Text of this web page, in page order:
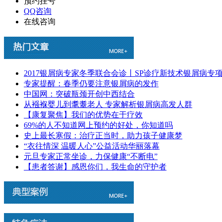
QQ咨询
在线咨询
2017银屑病专家冬季联合会诊丨SP诊疗新技术银屑病专
专家提醒：春季仍要注意银屑病的发作
中国网：突破瓶颈开创中西结合
从襁褓婴儿到耄耋老人 专家解析银屑病高发人群
【康复聚焦】我们的优势在于疗效
69%的人不知道网上预约的好处，你知道吗
史上最长寒假：治疗正当时，助力孩子健康梦
“衣往情深 温暖人心”公益活动华丽落幕
元旦专家正常坐诊，力保健康“不断电”
【患者答谢】感恩你们，我生命的守护者